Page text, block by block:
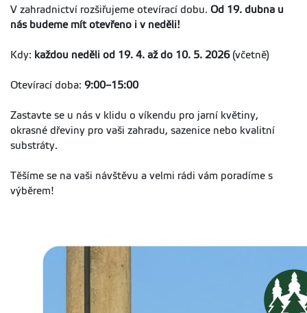
V zahradnictví rozšiřujeme otevírací dobu. Od 19. dubna u
nás budeme mít otevřeno i v neděli!
Kdy: každou neděli od 19. 4. až do 10. 5. 2026(včetně)
Otevírací doba: 9:00–15:00
Zastavte se u nás v klidu o víkendu pro jarní květiny,
okrasné dřeviny pro vaši zahradu, sazenice nebo kvalitní
substráty.
Těšíme se na vaši návštěvu a velmi rádi vám poradíme s
výběrem!